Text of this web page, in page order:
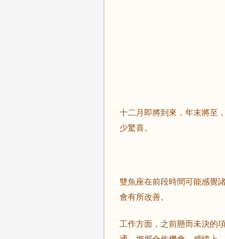
十二月即將到來，年末將至
少驚喜。
雙魚座在前段時間可能感覺
會有所改善。
工作方面，之前懸而未決的